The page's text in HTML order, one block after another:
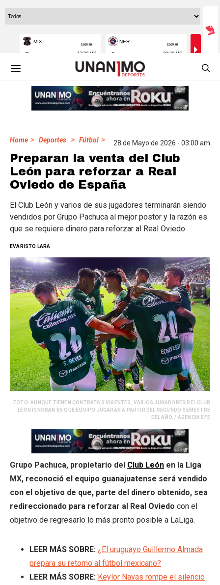
Home > Deportes > Fútbol > 28 de Mayo de 2026 - 03:00 am
Preparan la venta del Club
León para reforzar a Real
Oviedo de España
El Club León y varios de sus jugadores terminarán siendo
vendidos por Grupo Pachuca al mejor postor y la razón es
que se requiere dinero para reforzar al Real Oviedo
EVARISTO LARA
FOTO: AUNQUE TIENEN CONTRATOS VIGENTES, VARIOS JUGADORES DEL CLUB
LEÓN IGNORAN EN QUÉ EQUIPO JUGARÁN A PARTIR DEL SEGUNDO SEMESTRE
DEL AÑO. / AGENCIA EFE
Grupo Pachuca, propietario del Club León en la Liga
MX, reconoció el equipo guanajuatense será vendido
con el objetivo de que, parte del dinero obtenido, sea
redireccionado para reforzar al Real Oviedo con el
objetivo de regresarlo lo más pronto posible a LaLiga.
LEER MÁS SOBRE: ¿El uruguayo Guillermo Almada
prepara su retorno al fútbol mexicano?
LEER MÁS SOBRE: Keylor Navas rompe el silencio